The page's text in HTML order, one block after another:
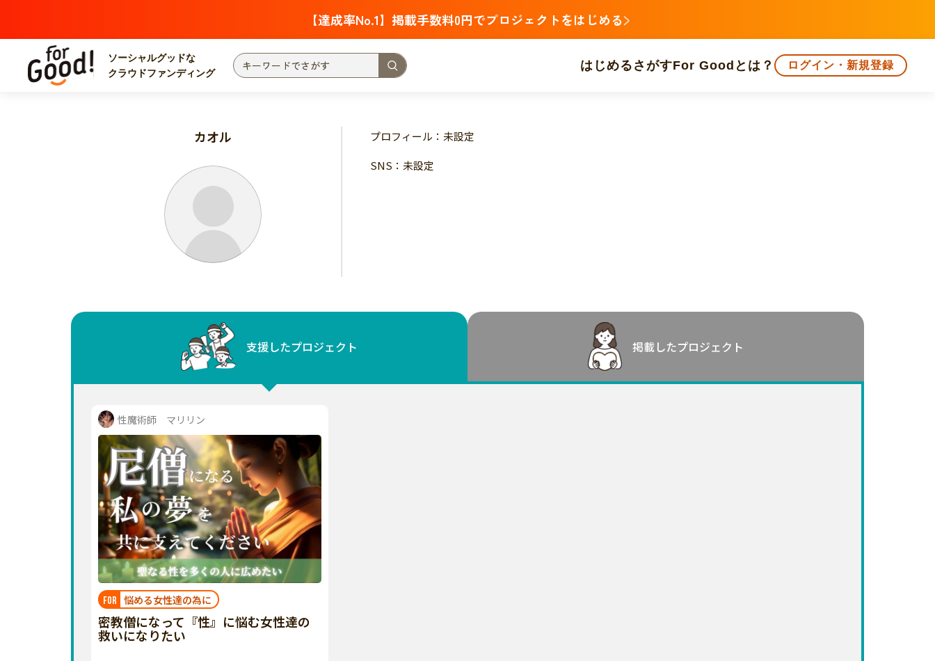
【達成率No.1】掲載手数料0円でプロジェクトをはじめる
ソーシャルグッドな
クラウドファンディング
はじめる さがすFor Goodとは？ ログイン・新規登録
支援金額が多い 支援人数が多い
国際協力 子ども・教育
災害
北海道・東北
関東
新潟
中国
四国
九州・沖縄 福岡 佐賀 長崎 熊本 大分 宮崎 鹿児島 沖縄
カオル
プロフィール：未設定
SNS：未設定
支援したプロジェクト 掲載したプロジェクト
性魔術師 マリリン
FOR 悩める女性達の為に
密教僧になって『性』に悩む女性達の
救いになりたい